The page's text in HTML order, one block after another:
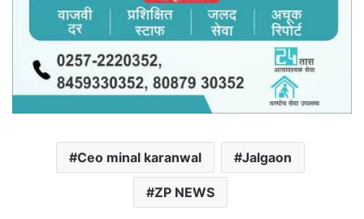
Ceo minal karanwal Jalgaon
ZP NEWS